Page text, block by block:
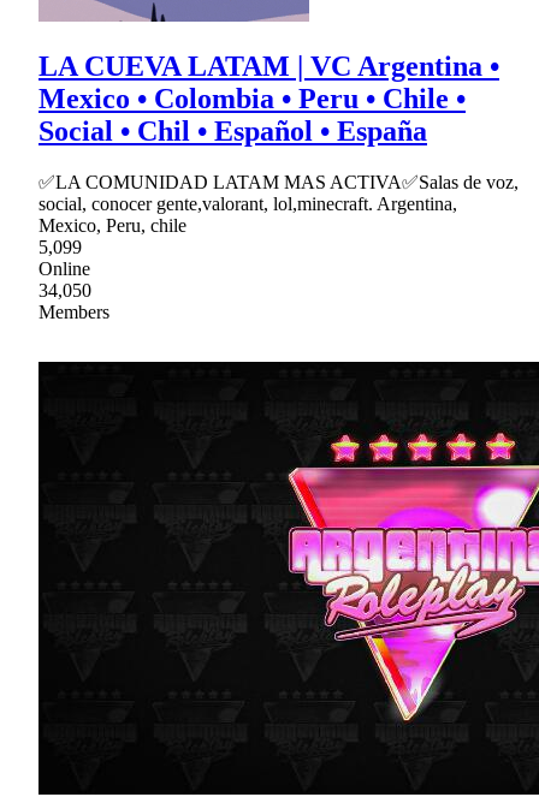
LA CUEVA LATAM | VC Argentina •
Mexico • Colombia • Peru • Chile •
Social • Chil • Español • España
✅LA COMUNIDAD LATAM MAS ACTIVA✅Salas de voz,
social, conocer gente,valorant, lol,minecraft. Argentina,
Mexico, Peru, chile
5,099
Online
34,050
Members